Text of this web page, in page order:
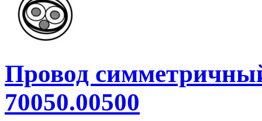
Провод
70050.00500